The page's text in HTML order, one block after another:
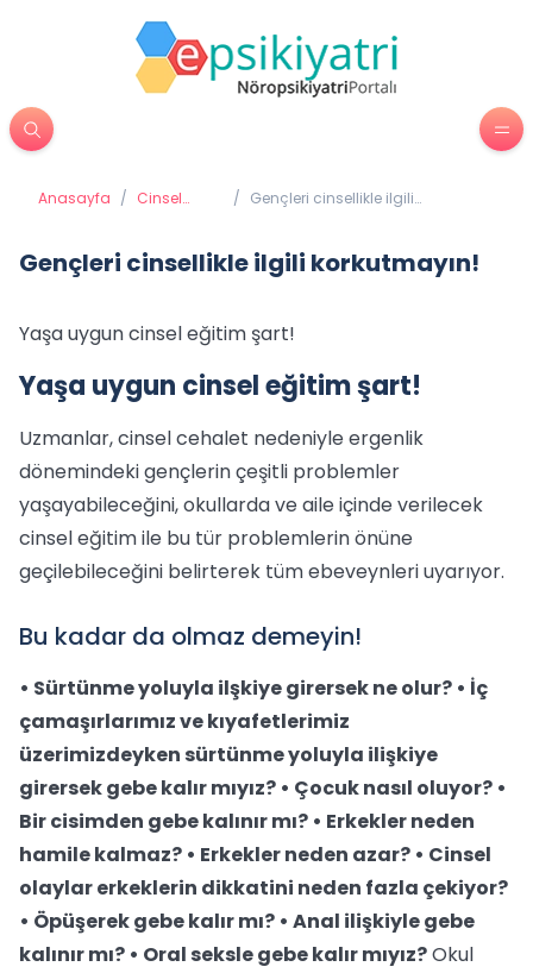
Anasayfa / Cinsel
/ Gençleri cinsellikle ilgili
Gençleri cinsellikle ilgili korkutmayın!
Yaşa uygun cinsel eğitim şart!
Yaşa uygun cinsel eğitim şart!
Uzmanlar, cinsel cehalet nedeniyle ergenlik
dönemindeki gençlerin çeşitli problemler
yaşayabileceğini, okullarda ve aile içinde verilecek
cinsel eğitim ile bu tür problemlerin önüne
geçilebileceğini belirterek tüm ebeveynleri uyarıyor.
Bu kadar da olmaz demeyin!
• Sürtünme yoluyla ilşkiye girersek ne olur? • İç
çamaşırlarımız ve kıyafetlerimiz
üzerimizdeyken sürtünme yoluyla ilişkiye
girersek gebe kalır mıyız? • Çocuk nasıl oluyor? •
Bir cisimden gebe kalınır mı? • Erkekler neden
hamile kalmaz? • Erkekler neden azar? • Cinsel
olaylar erkeklerin dikkatini neden fazla çekiyor?
• Öpüşerek gebe kalır mı? • Anal ilişkiyle gebe
kalınır mı? • Oral seksle gebe kalır mıyız?Okul